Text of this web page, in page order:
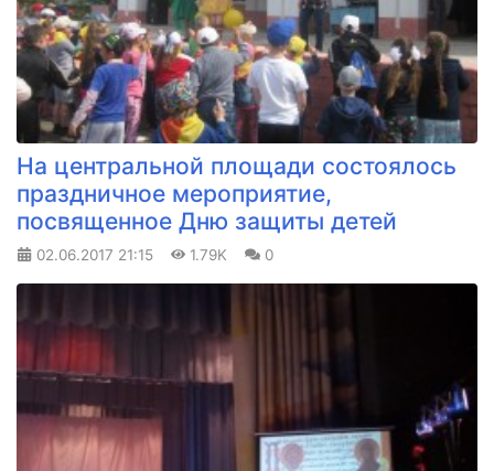
На центральной площади состоялось
праздничное мероприятие,
посвященное Дню защиты детей
02.06.2017 21:15 1.79K 0